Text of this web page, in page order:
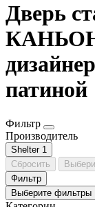
Дверь
КАНЬОН
патиной
Фильтр
Производитель
Shelter 1
Сбросить
Фильтр
Выберите фильтры